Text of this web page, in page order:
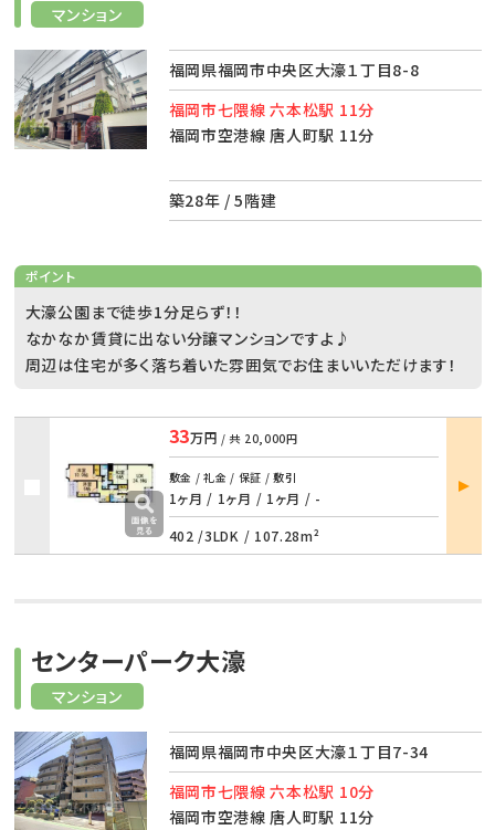
マンション
福岡県福岡市中央区大濠１丁目8-8
福岡市七隈線 六本松駅 11分
福岡市空港線 唐人町駅 11分
築28年 / 5階建
ポイント
大濠公園まで徒歩1分足らず！！
なかなか賃貸に出ない分譲マンションですよ♪
周辺は住宅が多く落ち着いた雰囲気でお住まいいただけます！
33万円 / 共 20,000円
敷金 / 礼金 / 保証 / 敷引
1ヶ月 / 1ヶ月 / 1ヶ月 / -
402 /3LDK / 107.28m²
部屋
詳細
マンション
センターパーク大濠
福岡県福岡市中央区大濠１丁目7-34
福岡市七隈線 六本松駅 10分
福岡市空港線 唐人町駅 11分